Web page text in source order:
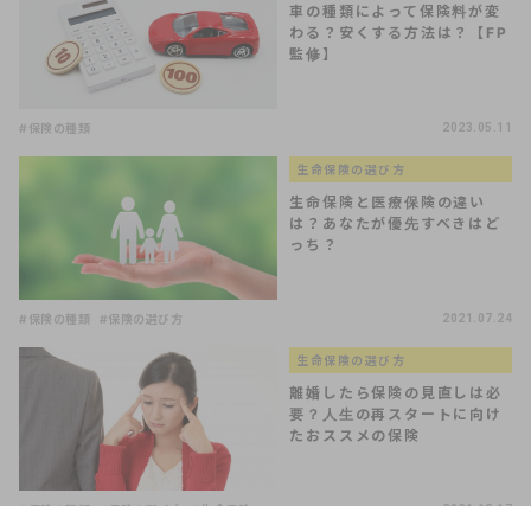
車の種類によって保険料が変
わる？安くする方法は？【FP
監修】
#保険の種類 2023.05.11
生命保険の選び方
生命保険と医療保険の違い
は？あなたが優先すべきはど
っち？
#保険の種類 #保険の選び方 2021.07.24
生命保険の選び方
離婚したら保険の見直しは必
要？人生の再スタートに向け
たおススメの保険